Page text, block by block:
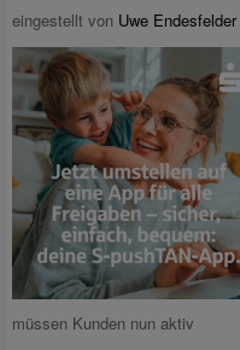
eingestellt von Uwe Endesfelder
müssen Kunden nun aktiv